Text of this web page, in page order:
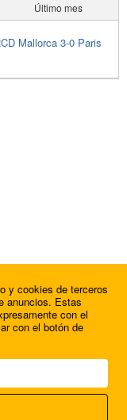
Último mes
Mallorca 3-0 Paris
y cookies de terceros
anuncios. Estas
con el
con el botón de